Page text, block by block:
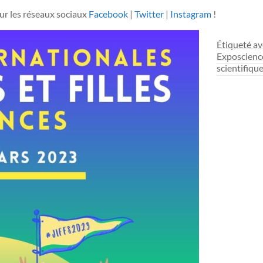
les réseaux sociaux Facebook | Twitter | Instagram !
Étiqueté
scientifique